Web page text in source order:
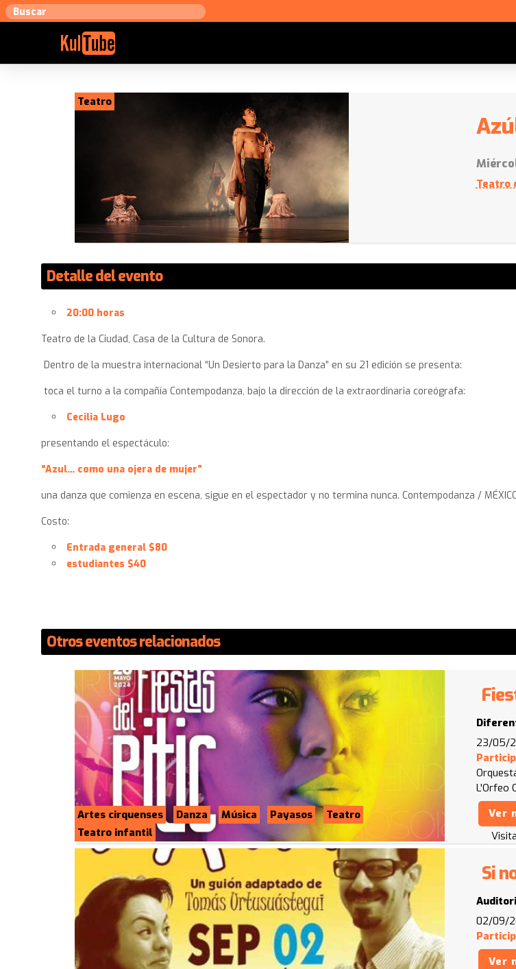
Teatro
Teatro
Detalle del evento
20:00 horas
Teatro de la Ciudad, Casa de la Cultura de Sonora.
Dentro de la muestra internacional “Un Desierto para la Danza” en su 21 edición se presenta:
toca el turno a la compañía Contempodanza, bajo la dirección de la extraordinaria coreógrafa:
Cecilia Lugo
presentando el espectáculo:
“Azul… como una ojera de mujer”
una danza que comienza en escena, sigue en el espectador y no termina nunca. Contempodanza /
Costo:
Entrada general $80
estudiantes $40
Otros eventos relacionados
Artes cirquenses Danza Música Payasos
Teatro
Teatro infantil
23/05/
L'Orfeo
Ver
Si
02/09/
Ver